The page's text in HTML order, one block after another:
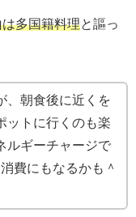
多国籍料理と謳っ
、朝食後に近くを
ットに行くのも楽
ルギーチャージで
費にもなるかも＾